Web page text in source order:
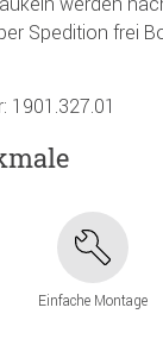
Spedition frei
1901.327.01
Einfache Montage